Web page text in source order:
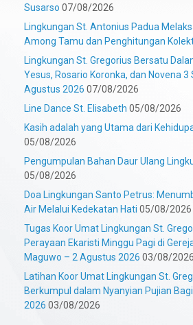
Susarso 07/08/2026
Lingkungan St. Antonius Padua
Among Tamu dan Penghitungan
Lingkungan St. Gregorius Bersatu
Yesus, Rosario Koronka, dan Novena
Agustus 2026 07/08/2026
Line Dance St. Elisabeth 05/08/2026
Kasih adalah yang Utama dari
05/08/2026
Pengumpulan Bahan Daur Ulang
05/08/2026
Doa Lingkungan Santo Petrus:
Air Melalui Kedekatan Hati 05/08/2026
Tugas Koor Umat Lingkungan St.
Perayaan Ekaristi Minggu Pagi di
Maguwo – 2 Agustus 2026 03/08/2026
Latihan Koor Umat Lingkungan St.
Berkumpul dalam Nyanyian Pujian
2026 03/08/2026